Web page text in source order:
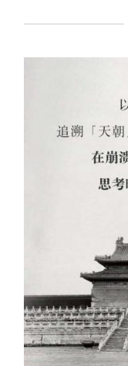
朝会、文书与政治